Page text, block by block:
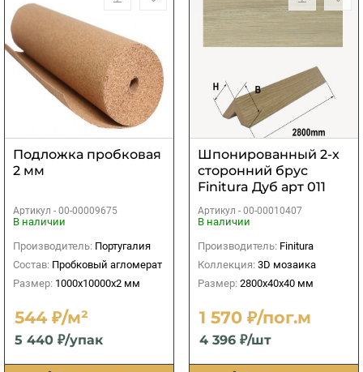
Подложка пробковая
2 мм
Артикул - 00-00009675
В наличии
Производитель: Португалия
Состав: Пробковый агломерат
Размер: 1000х10000х2 мм
544 ₽/м²
5 440 ₽/упак
Шпонированный 2-х
сторонний брус
Finitura Дуб арт 011
40х40х2800 мм
Артикул - 00-00010407
В наличии
Производитель: Finitura
Коллекция: 3D мозаика
Размер: 2800х40х40 мм
1 570 ₽/пог.м
4 396 ₽/шт